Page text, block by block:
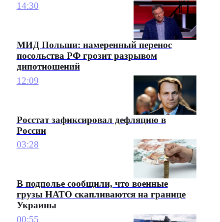
14:30
МИД Польши: намеренный перенос
посольства РФ грозит разрывом
дипотношений
12:09
Росстат зафиксировал дефляцию в
России
03:28
В подполье сообщили, что военные
грузы НАТО скапливаются на границе
Украины
00:55